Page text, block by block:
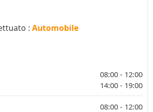
: Automobile
08:00 - 12:00
14:00 - 19:00
08:00 - 12:00